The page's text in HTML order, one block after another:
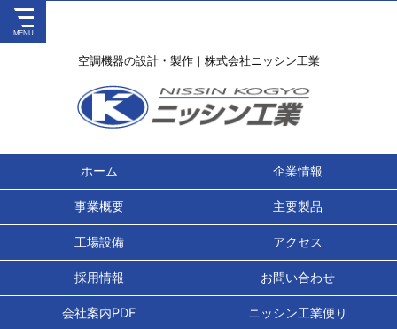
空調機器の設計・製作｜株式会社ニッシン工業
ホーム 企業情報
事業概要 主要製品
工場設備 アクセス
採用情報 お問い合わせ
会社案内PDF ニッシン工業便り